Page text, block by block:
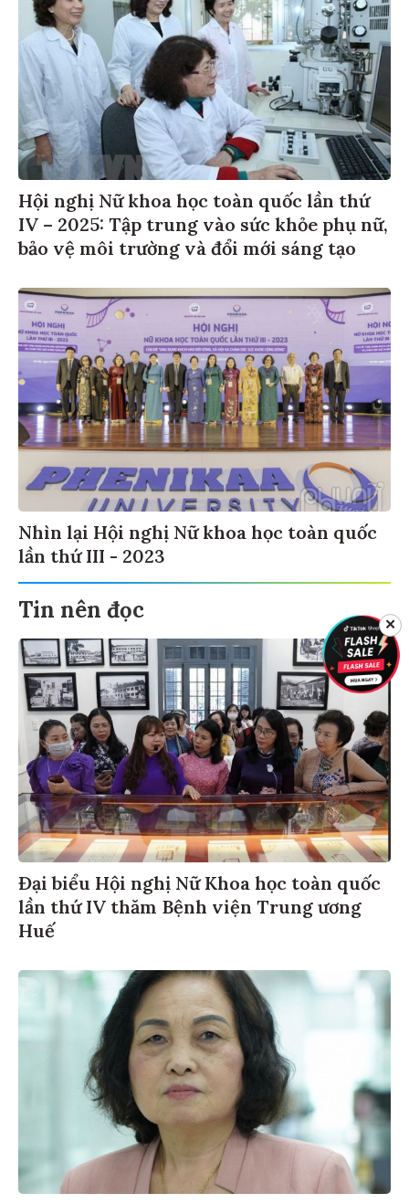
Hội nghị Nữ khoa học toàn quốc lần thứ
IV – 2025: Tập trung vào sức khỏe phụ nữ,
bảo vệ môi trường và đổi mới sáng tạo
Nhìn lại Hội nghị Nữ khoa học toàn quốc
lần thứ III - 2023
Tin nên đọc
Đại biểu Hội nghị Nữ Khoa học toàn quốc
lần thứ IV thăm Bệnh viện Trung ương
Huế
✕